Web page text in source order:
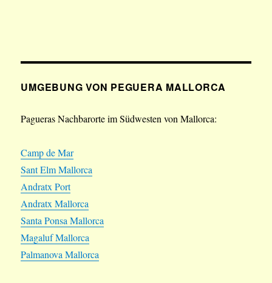
UMGEBUNG VON PEGUERA MALLORCA
Pagueras Nachbarorte im Südwesten von Mallorca:
Camp de Mar
Sant Elm Mallorca
Andratx Port
Andratx Mallorca
Santa Ponsa Mallorca
Magaluf Mallorca
Palmanova Mallorca